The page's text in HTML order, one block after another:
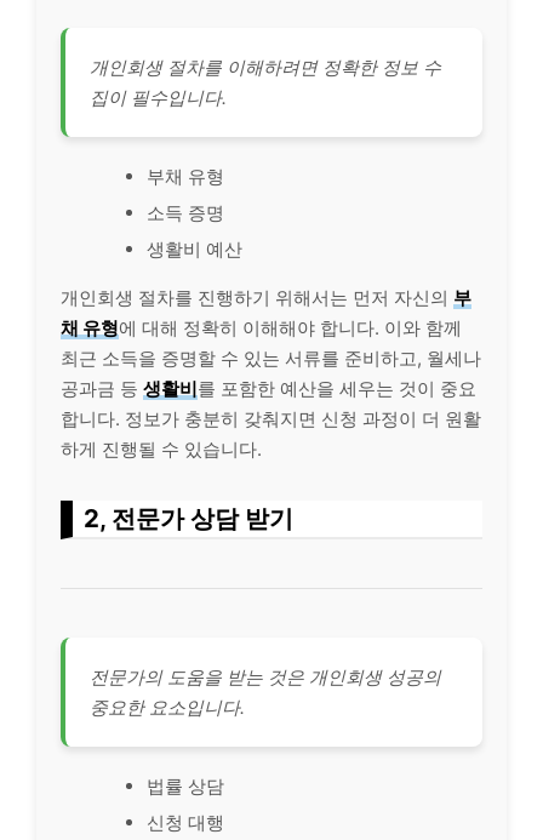
개인회생 절차를 이해하려면 정확한 정보 수
집이 필수입니다.
부채 유형
소득 증명
생활비 예산
개인회생 절차를 진행하기 위해서는 먼저 자신의 부
채 유형에 대해 정확히 이해해야 합니다. 이와 함께
최근 소득을 증명할 수 있는 서류를 준비하고, 월세나
공과금 등 생활비를 포함한 예산을 세우는 것이 중요
합니다. 정보가 충분히 갖춰지면 신청 과정이 더 원활
하게 진행될 수 있습니다.
2, 전문가 상담 받기
전문가의 도움을 받는 것은 개인회생 성공의
중요한 요소입니다.
법률 상담
신청 대행